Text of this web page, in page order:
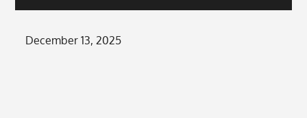
Posted
December 13, 2025